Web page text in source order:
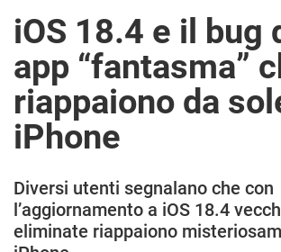
iOS 18.4 e il bug
app “fantasma”
riappaiono da
iPhone
Diversi utenti segnalano che con
l’aggiornamento a iOS 18.4
eliminate riappaiono